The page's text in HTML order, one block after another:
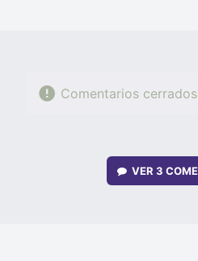
Comentarios cerrados
VER 3